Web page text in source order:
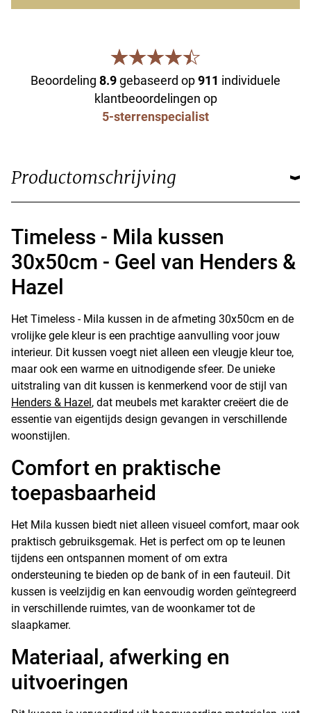
Beoordeling 8.9gebaseerd op911 individuele
klantbeoordelingen op
5-sterrenspecialist
Productomschrijving
Timeless - Mila kussen
30x50cm - Geel van Henders &
Hazel
Het Timeless - Mila kussen in de afmeting 30x50cm en de
vrolijke gele kleur is een prachtige aanvulling voor jouw
interieur. Dit kussen voegt niet alleen een vleugje kleur toe,
maar ook een warme en uitnodigende sfeer. De unieke
uitstraling van dit kussen is kenmerkend voor de stijl van
Henders & Hazel , dat meubels met karakter creëert die de
essentie van eigentijds design gevangen in verschillende
woonstijlen.
Comfort en praktische
toepasbaarheid
Het Mila kussen biedt niet alleen visueel comfort, maar ook
praktisch gebruiksgemak. Het is perfect om op te leunen
tijdens een ontspannen moment of om extra
ondersteuning te bieden op de bank of in een fauteuil. Dit
kussen is veelzijdig en kan eenvoudig worden geïntegreerd
in verschillende ruimtes, van de woonkamer tot de
slaapkamer.
Materiaal, afwerking en
uitvoeringen